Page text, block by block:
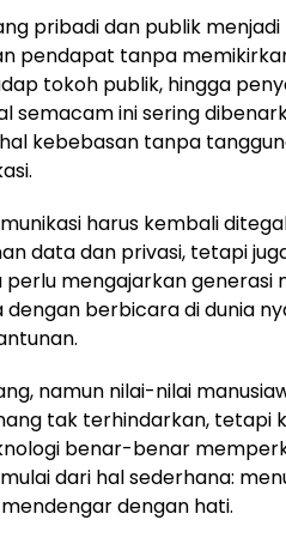
pribadi dan publik
pendapat tanpa
tokoh publik, hingga
semacam ini sering
kebebasan tanpa
harus kembali
data dan privasi, tetapi
perlu mengajarkan
dengan berbicara di dunia
namun nilai-nilai
tak terhindarkan, tetapi
benar-benar
dari hal sederhana:
dengan hati.